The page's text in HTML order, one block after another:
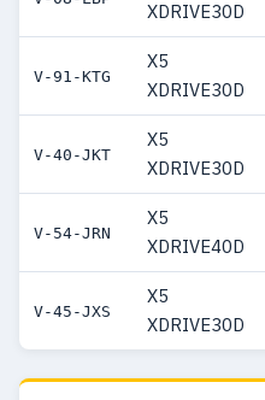
XDRIVE30D
V-91-KTG
X5
XDRIVE30D
V-40-JKT
X5
XDRIVE30D
V-54-JRN
X5
XDRIVE40D
V-45-JXS
X5
XDRIVE30D